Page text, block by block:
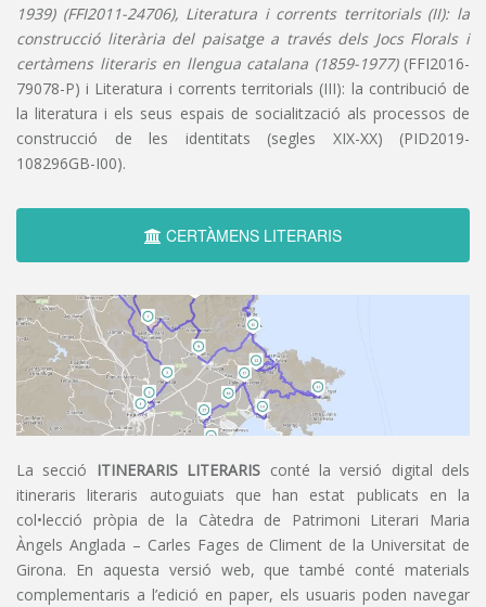
1939) (FFI2011-24706), Literatura i corrents territorials (II): la
construcció literària del paisatge a través dels Jocs Florals i
certàmens literaris en llengua catalana (1859-1977)(FFI2016-
79078-P) i Literatura i corrents territorials (III): la contribució de
la literatura i els seus espais de socialització als processos de
construcció de les identitats (segles XIX-XX) (PID2019-
108296GB-I00).
CERTÀMENS LITERARIS
La secció ITINERARIS LITERARIS conté la versió digital dels
itineraris literaris autoguiats que han estat publicats en la
col•lecció pròpia de la Càtedra de Patrimoni Literari Maria
Àngels Anglada – Carles Fages de Climent de la Universitat de
Girona. En aquesta versió web, que també conté materials
complementaris a l’edició en paper, els usuaris poden navegar